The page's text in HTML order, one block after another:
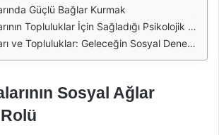
Güçlü Bağlar Kurmak
Topluluklar İçin Sağladığı Psikolojik Faydalar
ve Topluluklar: Geleceğin Sosyal Deneyimi
Sosyal Ağlar